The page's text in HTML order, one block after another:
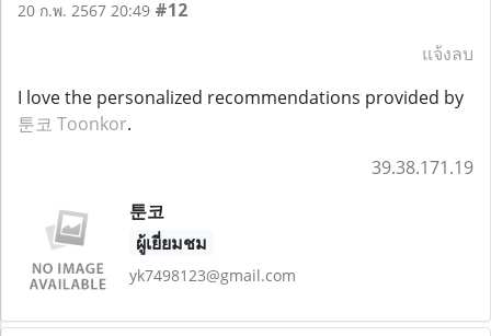
20 ก.พ. 2567 20:49 #12
แจ้งลบ
I love the personalized recommendations provided by
툰코 Toonkor.
39.38.171.19
툰코
ผู้เยี่ยมชม
yk7498123@gmail.com